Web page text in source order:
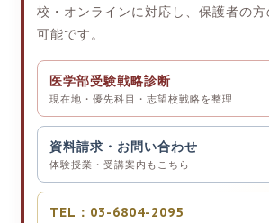
校・オンラインに対応し、保護者の
可能です。
医学部受験戦略診断
現在地・優先科目・志望校戦略を整理
資料請求・お問い合わせ
体験授業・受講案内もこちら
TEL：03-6804-2095